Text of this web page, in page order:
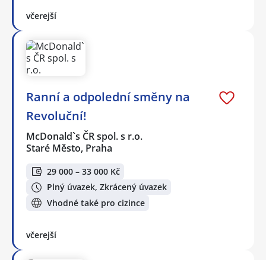
včerejší
Ranní a odpolední směny na
Revoluční!
McDonald`s ČR spol. s r.o.
Staré Město, Praha
29 000 – 33 000 Kč
Plný úvazek, Zkrácený úvazek
Vhodné také pro cizince
včerejší